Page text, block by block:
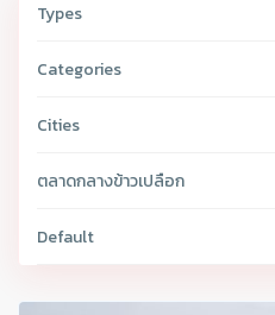
Types
Categories
Cities
ตลาดกลางข้าวเปลือก
Default